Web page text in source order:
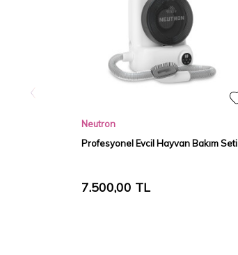
Neutron
Profesyonel Evcil Hayvan Bakım Seti
7.500,00 TL